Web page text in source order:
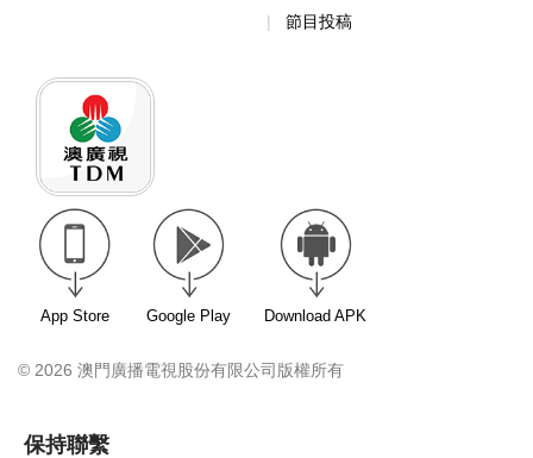
節目投稿
App Store Google Play Download APK
© 2026 澳門廣播電視股份有限公司版權所有
保持聯繫